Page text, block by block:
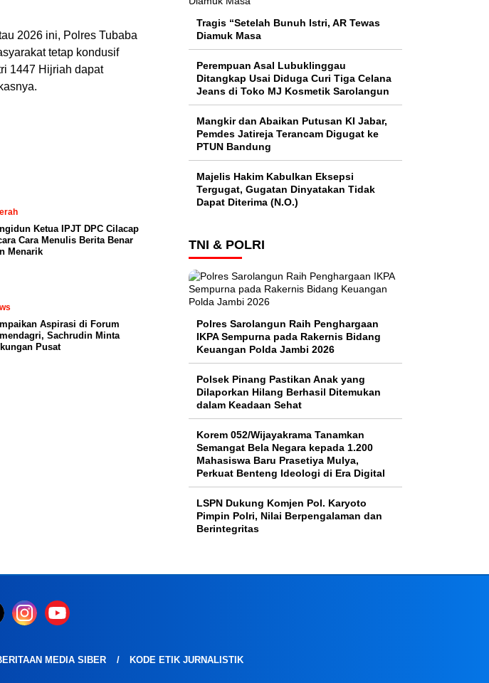
2026 ini, Polres Tubaba
tetap kondusif
1447 Hijriah dapat
Ketua IPJT DPC Cilacap
Cara Menulis Berita Benar
Menarik
Aspirasi di Forum
Sachrudin Minta
Pusat
Tragis “Setelah Bunuh Istri, AR Tewas
Diamuk Masa
Perempuan Asal Lubuklinggau
Ditangkap Usai Diduga Curi Tiga Celana
Jeans di Toko MJ Kosmetik Sarolangun
Mangkir dan Abaikan Putusan KI Jabar,
Pemdes Jatireja Terancam Digugat ke
PTUN Bandung
Majelis Hakim Kabulkan Eksepsi
Tergugat, Gugatan Dinyatakan Tidak
Dapat Diterima (N.O.)
TNI & POLRI
Polres Sarolangun Raih Penghargaan
IKPA Sempurna pada Rakernis Bidang
Keuangan Polda Jambi 2026
Polsek Pinang Pastikan Anak yang
Dilaporkan Hilang Berhasil Ditemukan
dalam Keadaan Sehat
Korem 052/Wijayakrama Tanamkan
Semangat Bela Negara kepada 1.200
Mahasiswa Baru Prasetiya Mulya,
Perkuat Benteng Ideologi di Era Digital
LSPN Dukung Komjen Pol. Karyoto
Pimpin Polri, Nilai Berpengalaman dan
Berintegritas
MEDIA SIBER KODE ETIK JURNALISTIK